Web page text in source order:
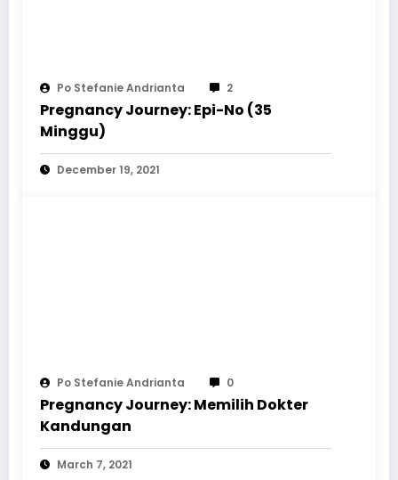
Po Stefanie Andrianta 2
Pregnancy Journey: Epi-No (35
Minggu)
December 19, 2021
Po Stefanie Andrianta 0
Pregnancy Journey: Memilih Dokter
Kandungan
March 7, 2021